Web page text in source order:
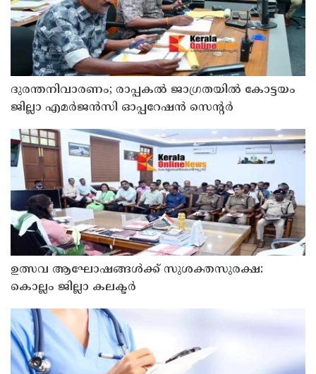
ദുരന്തനിവാരണം; രാപ്പകൽ ജാഗ്രതയിൽ കോട്ടയം
ജില്ലാ എമർജൻസി ഓപ്പറേഷൻ സെന്റർ
ഉത്സവ ആഘോഷങ്ങൾക്ക് സുശക്തസുരക്ഷ:
കൊല്ലം ജില്ലാ കലക്ടർ